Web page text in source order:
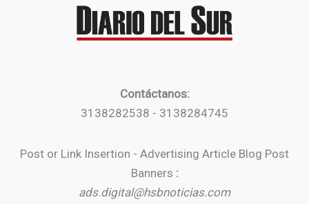
Contáctanos:
3138282538 - 3138284745
Post or Link Insertion - Advertising Article Blog Post
Banners :
ads.digital@hsbnoticias.com